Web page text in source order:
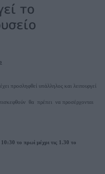
το
προσληφθεί υπάλληλος και λειτουργεί
θα πρέπει να προσέρχονται
το πρωί μέχρι τις 1.30 το